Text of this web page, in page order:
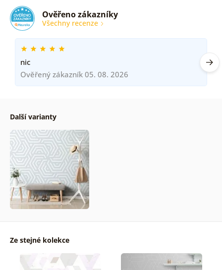
Ověřeno zákazníky
Všechny recenze
nic
Ověřený zákazník 05. 08. 2026
Další varianty
Ze stejné kolekce